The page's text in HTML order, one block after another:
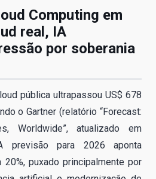
Computing em
real, IA
por soberania
pública ultrapassou US$ 678
o Gartner (relatório “Forecast:
Worldwide”, atualizado em
previsão para 2026 aponta
puxado principalmente por